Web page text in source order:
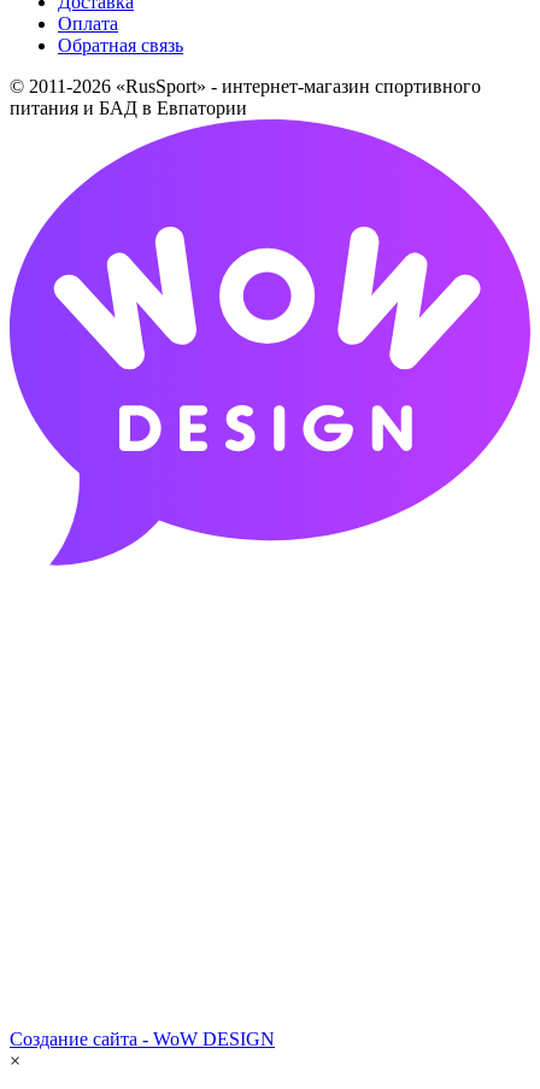
Оплата
Обратная связь
© 2011-2026 «RusSport» - интернет-магазин спортивного
питания и БАД в Евпатории
Создание сайта - WoW DESIGN
×